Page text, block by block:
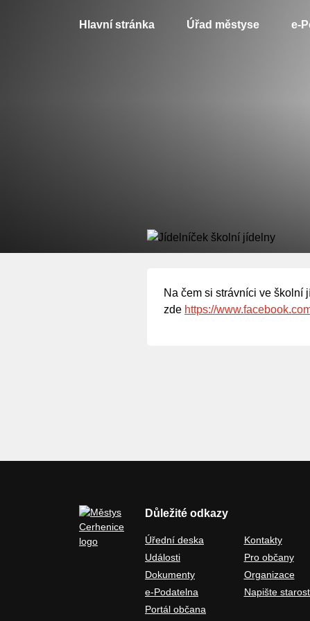
Hlavní stránka Úřad městyse e-
Na čem si strávníci ve školní
zde https://
Důležité odkazy
Úřední deska
Události
Dokumenty
e-Podatelna
Portál občana
Kontakty
Pro občany
Organizace
Napište